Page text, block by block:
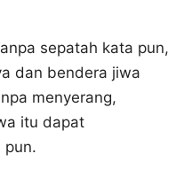
sepatah kata pun,
dan bendera jiwa
menyerang,
itu dapat
pun.